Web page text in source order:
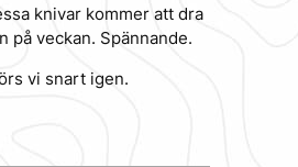
knivar kommer att dra
på veckan. Spännande.
vi snart igen.